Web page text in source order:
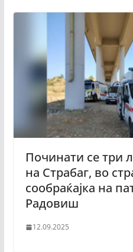
Починати се три
на Страбаг, во
сообраќајка на
Радовиш
12.09.2025